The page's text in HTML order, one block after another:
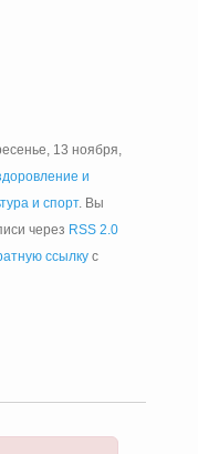
13 ноября,
и
и спорт. Вы
через RSS 2.0
ссылкус